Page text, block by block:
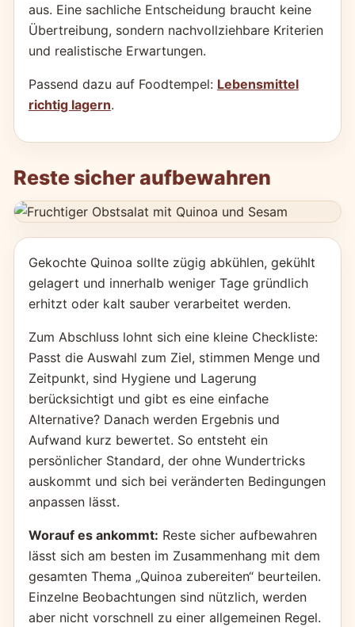
aus. Eine sachliche Entscheidung braucht keine
Übertreibung, sondern nachvollziehbare Kriterien
und realistische Erwartungen.
Passend dazu auf Foodtempel: Lebensmittel
richtig lagern.
Reste sicher aufbewahren
Gekochte Quinoa sollte zügig abkühlen, gekühlt
gelagert und innerhalb weniger Tage gründlich
erhitzt oder kalt sauber verarbeitet werden.
Zum Abschluss lohnt sich eine kleine Checkliste:
Passt die Auswahl zum Ziel, stimmen Menge und
Zeitpunkt, sind Hygiene und Lagerung
berücksichtigt und gibt es eine einfache
Alternative? Danach werden Ergebnis und
Aufwand kurz bewertet. So entsteht ein
persönlicher Standard, der ohne Wundertricks
auskommt und sich bei veränderten Bedingungen
anpassen lässt.
Worauf es ankommt: Reste sicher aufbewahren
lässt sich am besten im Zusammenhang mit dem
gesamten Thema „Quinoa zubereiten“ beurteilen.
Einzelne Beobachtungen sind nützlich, werden
aber nicht vorschnell zu einer allgemeinen Regel.